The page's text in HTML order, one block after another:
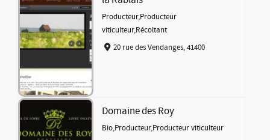
Producteur,Producteur
viticulteur,Récoltant
20 rue des Vendanges, 41400
Domaine des Roy
Bio,Producteur,Producteur viticulteur